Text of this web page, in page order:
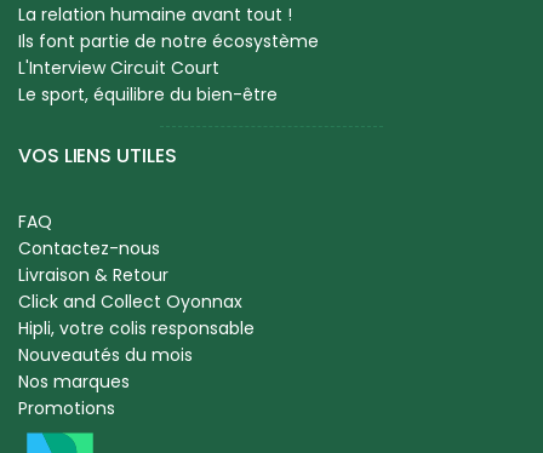
La relation humaine avant tout !
Ils font partie de notre écosystème
L'Interview Circuit Court
Le sport, équilibre du bien-être
VOS LIENS UTILES
FAQ
Contactez-nous
Livraison & Retour
Click and Collect Oyonnax
Hipli, votre colis responsable
Nouveautés du mois
Nos marques
Promotions